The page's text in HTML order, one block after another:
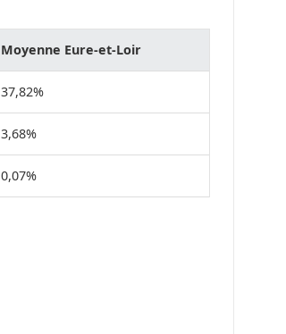
Moyenne Eure-et-Loir
37,82%
3,68%
0,07%